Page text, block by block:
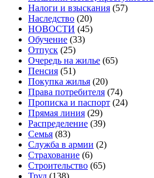
Налоги и взыскания (57)
Наследство (20)
НОВОСТИ (45)
Обучение (33)
Отпуск (25)
Очередь на жилье (65)
Пенсия (51)
Покупка жилья (20)
Права потребителя (74)
Прописка и паспорт (24)
Прямая линия (29)
Распределение (39)
Семья (83)
Служба в армии (2)
Страхование (6)
Строительство (65)
Труд (138)